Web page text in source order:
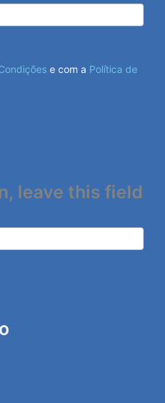
e com a Política de
leave this field